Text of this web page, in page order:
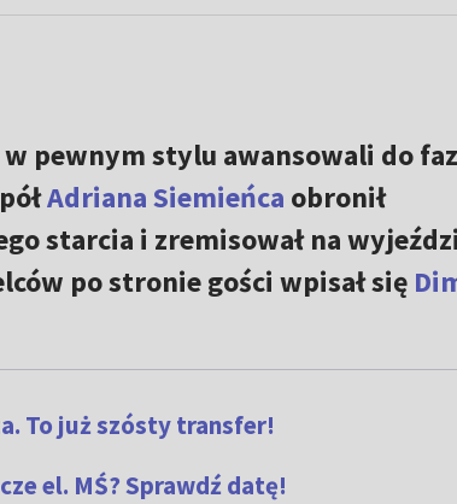
pewnym stylu awansowali do
Adriana Siemieńca obronił
starcia i zremisował na
po stronie gości wpisał się
To już szósty transfer!
el. MŚ? Sprawdź datę!